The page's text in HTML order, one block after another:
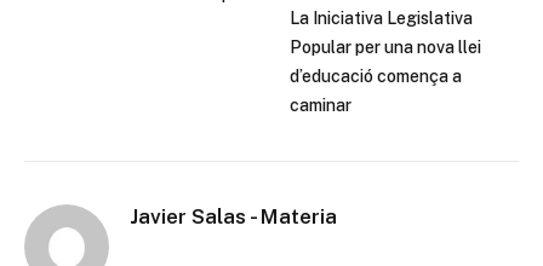
La Iniciativa Legislativa
Popular per una nova llei
d’educació comença a
caminar
Javier Salas - Materia